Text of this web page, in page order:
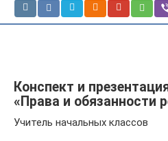
Конспект и
«Права и обязанности
Учитель начальных классов